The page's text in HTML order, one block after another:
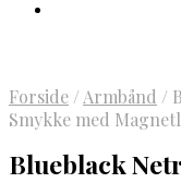
Forside / Armbånd /
Smykke med
Blueblack